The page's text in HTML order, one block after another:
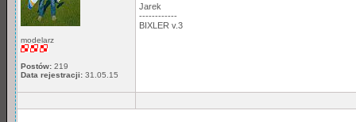
modelarz
Postów: 219
Data rejestracji: 31.05.15
Jarek
------------
BIXLER v.3